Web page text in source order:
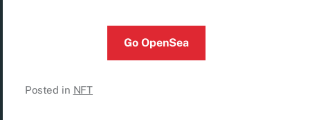
Go OpenSea
Posted in NFT